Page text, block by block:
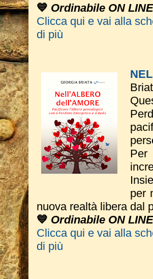
💙 Ordinabile ON
Clicca qui e vai alla
di più
Per
per
nuova realtà libera dal
💙 Ordinabile ON
Clicca qui e vai alla
di più